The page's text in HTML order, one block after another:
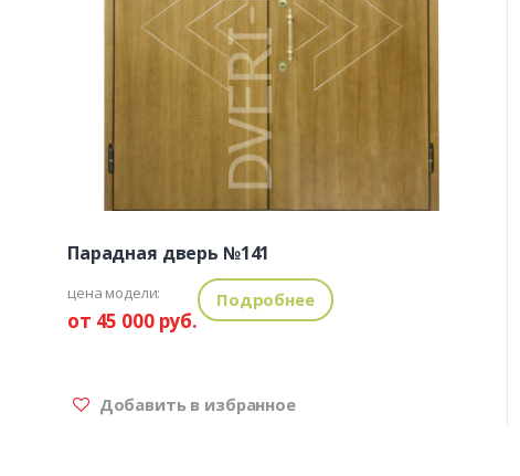
Парадная дверь №141
цена модели:
от 45 000 руб.
Подробнее
Добавить в избранное